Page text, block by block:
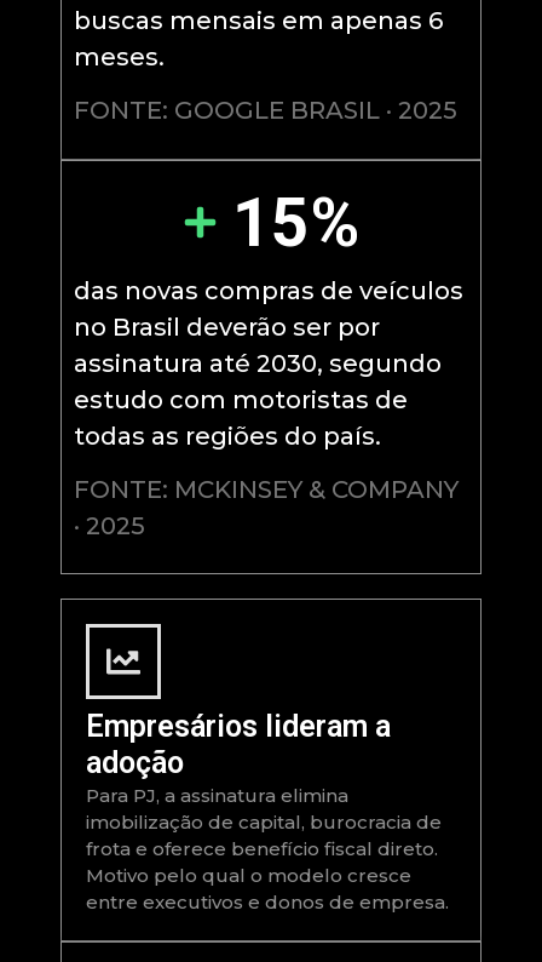
buscas mensais em apenas 6
meses.
FONTE: GOOGLE BRASIL · 2025
15%
das novas compras de veículos
no Brasil deverão ser por
assinatura até 2030, segundo
estudo com motoristas de
todas as regiões do país.
FONTE: MCKINSEY & COMPANY
· 2025
Empresários lideram a
adoção
Para PJ, a assinatura elimina
imobilização de capital, burocracia de
frota e oferece benefício fiscal direto.
Motivo pelo qual o modelo cresce
entre executivos e donos de empresa.